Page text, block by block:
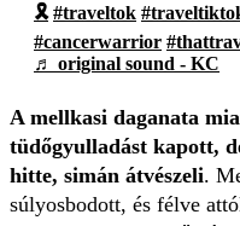
🎗 #traveltok
#cancerwarrior
♬ original sound - KC
A mellkasi daganata
tüdőgyulladást kapott,
hitte, simán átvészeli.
súlyosbodott, és félve